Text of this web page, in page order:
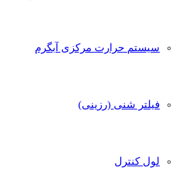
سیستم حرارت مرکزی آبگرم
فیلتر شنی (رزینی)
لول کنترل
رجایی- پلاک۴۰